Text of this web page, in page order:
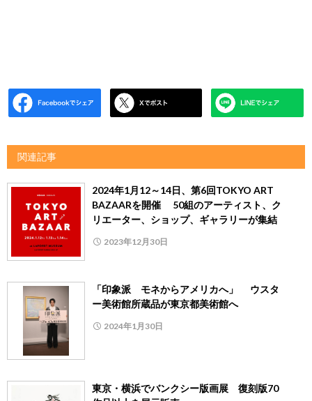
関連記事
2024年1月12～14日、第6回TOKYO ART
BAZAARを開催 50組のアーティスト、ク
リエーター、ショップ、ギャラリーが集結
2023年12月30日
「印象派 モネからアメリカへ」 ウスタ
ー美術館所蔵品が東京都美術館へ
2024年1月30日
東京・横浜でバンクシー版画展 復刻版70